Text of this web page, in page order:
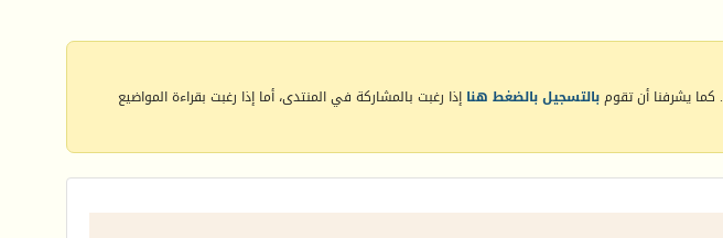
. كما يشرفنا أن تقومبالتسجيل بالضغط هنا إذا رغبت بالمشاركة في المنتدى، أما إذا رغبت بقراءة المواضيع